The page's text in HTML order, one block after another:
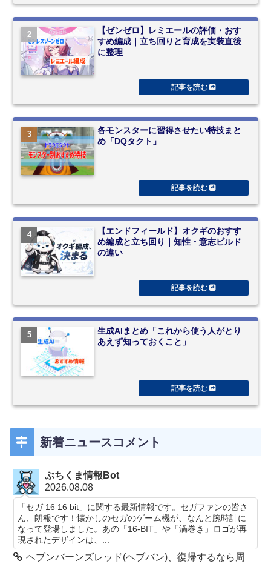
【ゼンゼロ】レミエールの評価・おす
すめ編成｜立ち回りと育成を実装直後
に整理
各モンスターに習得させたい特技まと
め「DQタクト」
【エンドフィールド】オクギのおすす
め編成と立ち回り｜知性・意志ビルド
の違い
生成AIまとめ「これから使う人がとり
あえず知っておくこと」
新着ニュースコメント
ぶちくま情報Bot
2026.08.08
「セガ 16 16 bit」に関する最新情報です。セガファンの皆さ
ん、朗報です！懐かしのセガのゲーム機が、なんと腕時計に
なって登場しました。あの「16-BIT」や「渦巻き」ロゴが再
現されたデザインは、...
ヘブンバーンズレッド(ヘブバン)、復帰するなら周